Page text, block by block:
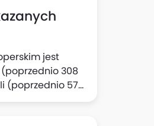
jest
308
(poprzednio 570
do